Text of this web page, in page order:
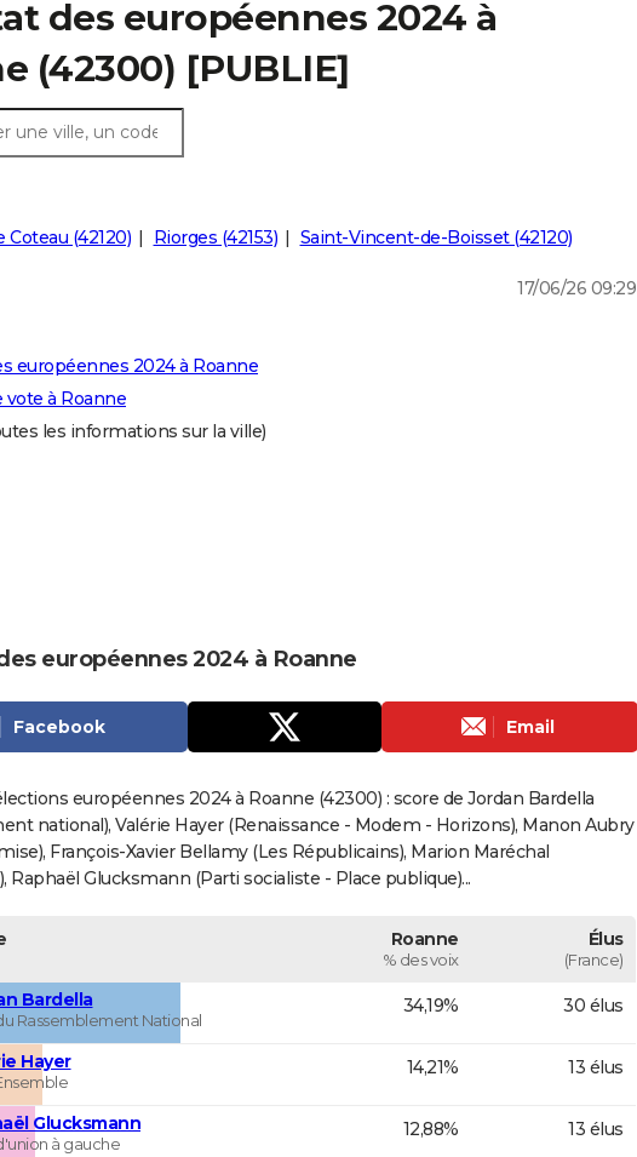
des européennes 2024 à
(42300) [PUBLIE]
Coteau (42120) Riorges (42153) Saint-Vincent-de-Boisset (42120)
17/06/26 09:29
européennes 2024 à Roanne
vote à Roanne
les informations sur la ville)
européennes 2024 à Roanne
Facebook Email
européennes 2024 à Roanne (42300) : score de Jordan Bardella
national), Valérie Hayer (Renaissance - Modem - Horizons), Manon Aubry
François-Xavier Bellamy (Les Républicains), Marion Maréchal
Raphaël Glucksmann (Parti socialiste - Place publique)...
Roanne
% des voix
Élus
(France)
Bardella
Rassemblement National
34,19% 30 élus
Hayer 14,21% 13 élus
Glucksmann
à gauche
12,88% 13 élus